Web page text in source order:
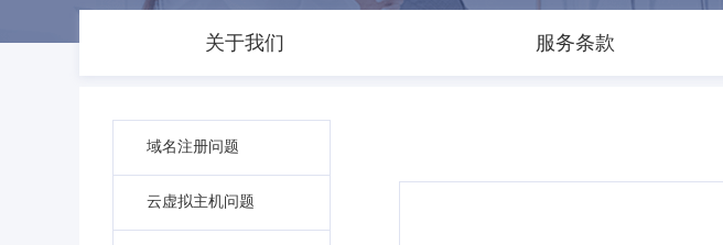
关于我们 服务条款
域名注册问题
云虚拟主机问题